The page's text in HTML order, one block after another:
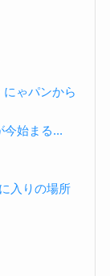
ゃパンから
始まる...
入りの場所